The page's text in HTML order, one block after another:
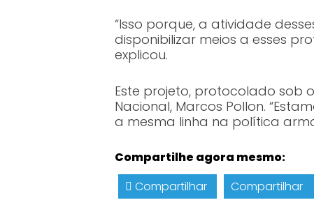
“Isso porque, a atividade
disponibilizar meios a esses
explicou.
Este projeto, protocolado sob
Nacional, Marcos Pollon.
a mesma linha na política
Compartilhe agora mesmo:
Compartilhar
Compartilhar